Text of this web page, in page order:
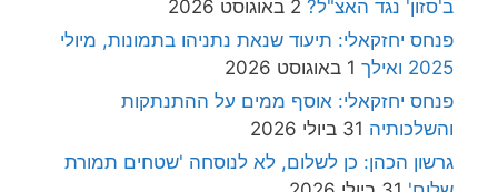
ב'סזון' נגד האצ"ל? 2 באוגוסט 2026
פנחס יחזקאלי: תיעוד שנאת נתניהו בתמונות, מיולי
2025 ואילך
1 באוגוסט 2026
פנחס יחזקאלי: אוסף ממים על ההתנתקות
והשלכותיה 31 ביולי 2026
גרשון הכהן: כן לשלום, לא לנוסחה 'שטחים תמורת